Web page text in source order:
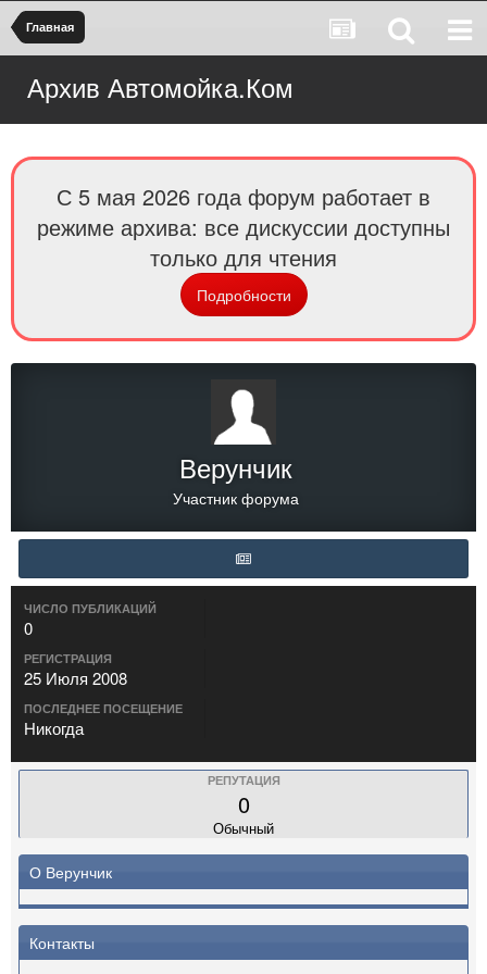
Главная
Архив Автомойка.Ком
С 5 мая 2026 года форум работает в
режиме архива: все дискуссии доступны
только для чтения
Подробности
Верунчик
Участник форума
ЧИСЛО ПУБЛИКАЦИЙ
0
РЕГИСТРАЦИЯ
25 Июля 2008
ПОСЛЕДНЕЕ ПОСЕЩЕНИЕ
Никогда
РЕПУТАЦИЯ
0
Обычный
О Верунчик
Контакты